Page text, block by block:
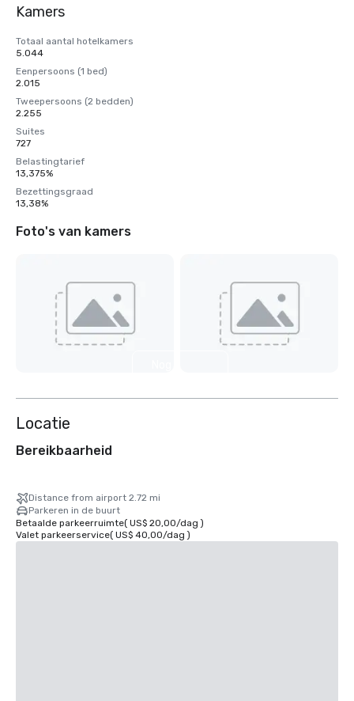
Kamers
Totaal aantal hotelkamers
5.044
Eenpersoons (1 bed)
2.015
Tweepersoons (2 bedden)
2.255
Suites
727
Belastingtarief
13,375%
Bezettingsgraad
13,38%
Foto's van kamers
Locatie
Bereikbaarheid
Distance from airport 2.72 mi
Parkeren in de buurt
Betaalde parkeerruimte( US$ 20,00/dag )
Valet parkeerservice( US$ 40,00/dag )